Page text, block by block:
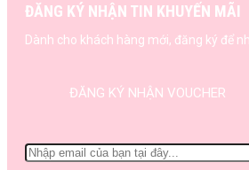
ĐĂNG KÝ NHẬN TIN KHUYẾN MÃI
Dành cho khách hàng mới, đăng ký để
ĐĂNG KÝ NHẬN VOUCHER